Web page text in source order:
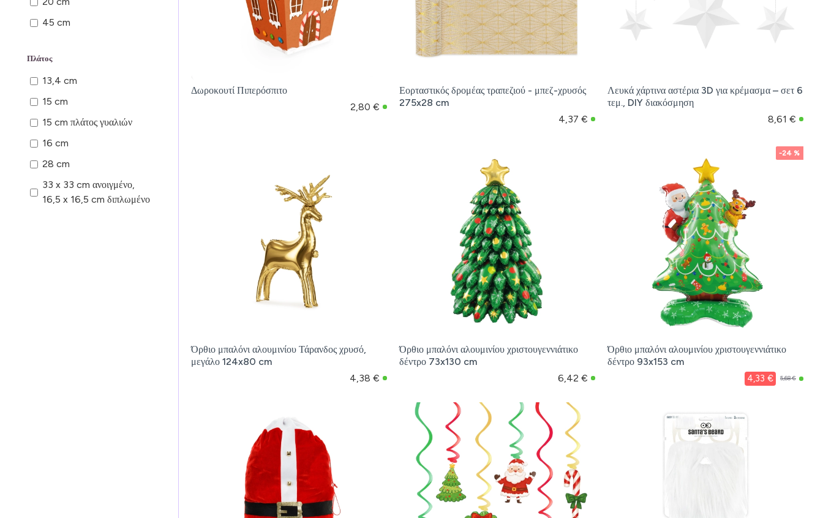
45 cm
Πλάτος
13,4 cm
15 cm
15 cm πλάτος γυαλιών
16 cm
28 cm
33 x 33 cm ανοιγμένο,
16,5 x 16,5 cm διπλωμένο
Δωροκουτί Πιπερόσπιτο
2,80 €
Εορταστικός δρομέας τραπεζιού - μπεζ-χρυσός
275x28 cm
4,37 €
Λευκά χάρτινα αστέρια 3D για κρέμασμα – σετ 6
τεμ., DIY διακόσμηση
8,61 €
Όρθιο μπαλόνι αλουμινίου Τάρανδος χρυσό,
μεγάλο 124x80 cm
4,38 €
Όρθιο μπαλόνι αλουμινίου χριστουγεννιάτικο
δέντρο 73x130 cm
6,42 €
-24 %
Όρθιο μπαλόνι αλουμινίου χριστουγεννιάτικο
δέντρο 93x153 cm
4,33 € 5,68 €